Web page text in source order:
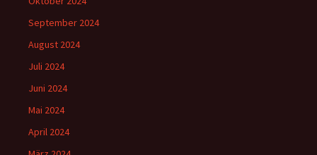
September 2024
August 2024
Juli 2024
Juni 2024
Mai 2024
April 2024